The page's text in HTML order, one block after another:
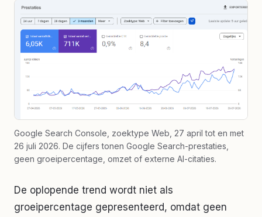
Google Search Console, zoektype Web, 27 april tot en met
26 juli 2026. De cijfers tonen Google Search-prestaties,
geen groeipercentage, omzet of externe AI-citaties.
De oplopende trend wordt niet als
groeipercentage gepresenteerd, omdat geen